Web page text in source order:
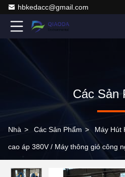
hbkedacc@gmail.com
Các Sản
Nhà > Các Sản Phẩm > Máy Hút
cao áp 380V / Máy thông gió công